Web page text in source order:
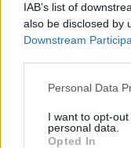
IAB’s list of
also be disclosed by
Downstream
Personal Data
I want to opt-
personal data.
Opted In
3